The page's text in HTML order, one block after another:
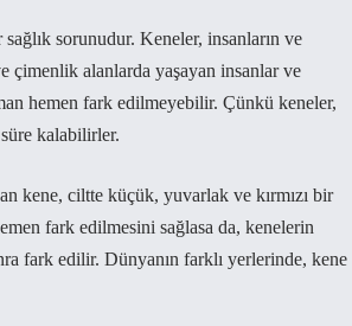
sorunudur. Keneler, insanların ve
çimenlik alanlarda yaşayan insanlar ve
hemen fark edilmeyebilir. Çünkü keneler,
kalabilirler.
kene, ciltte küçük, yuvarlak ve kırmızı bir
fark edilmesini sağlasa da, kenelerin
fark edilir. Dünyanın farklı yerlerinde, kene